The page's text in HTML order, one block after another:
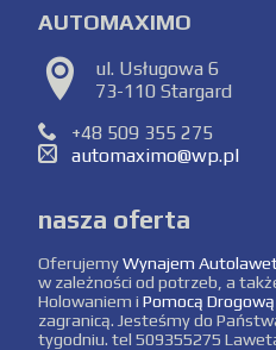
AUTOMAXIMO
ul. Usługowa 6
73-110 Stargard
+48 509 355 275
automaximo@wp.pl
nasza oferta
OferujemyWynajem
w zależności od potrzeb, a
Holowaniem i Pomocą Drogową
zagranicą. Jesteśmy do
tygodniu. tel 509355275